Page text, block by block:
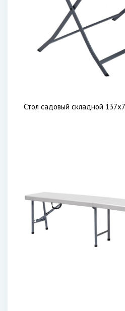
Стол садовый складной